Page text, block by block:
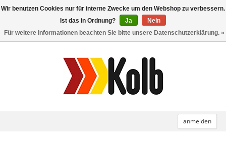
anmelden
Toggle
Wir benutzen Cookies nur für interne Zwecke um den Webshop zu verbessern.
Ist das in Ordnung?
Ja
Nein
Für weitere Informationen beachten Sie bitte unsere Datenschutzerklärung. »